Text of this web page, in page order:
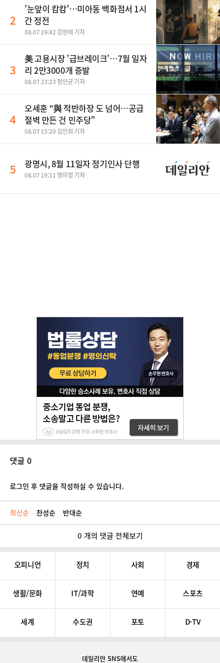
2
'눈앞이 캄캄'…미아동 백화점서 1시
간 정전
08.07 19:42 강현태 기자
3
美 고용시장 '급브레이크'…7월 일자
리 2만3000개 증발
08.07 23:23 정인균 기자
4
오세훈 "與 적반하장 도 넘어…공급
절벽 만든 건 민주당"
08.07 15:20 김인희 기자
5 광명시, 8월 11일자 정기인사 단행
08.07 19:11 명미정 기자
댓글 0
로그인 후 댓글을 작성하실 수 있습니다.
최신순 찬성순 반대순
0 개의 댓글 전체보기
오피니언 정치 사회 경제
생활/문화 IT/과학 연예 스포츠
세계 수도권 포토 D-TV
데일리안 SNS에서도